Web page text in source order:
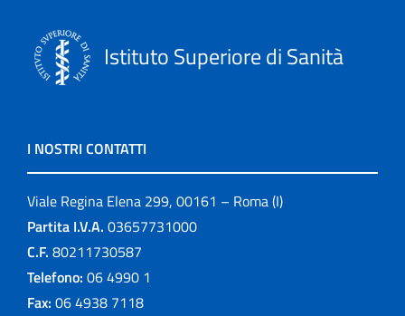
Istituto Superiore di Sanità
I NOSTRI CONTATTI
Viale Regina Elena 299, 00161 – Roma (I)
Partita I.V.A. 03657731000
C.F. 80211730587
Telefono: 06 4990 1
Fax: 06 4938 7118